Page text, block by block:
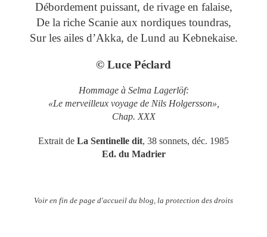
Débordement puissant, de rivage en falaise,
De la riche Scanie aux nordiques toundras,
Sur les ailes d’Akka, de Lund au Kebnekaise.
© Luce Péclard
Hommage à Selma Lagerlöf:
«Le merveilleux voyage de Nils Holgersson»,
Chap. XXX
Extrait de La Sentinelle dit, 38 sonnets, déc. 1985
Ed. du Madrier
Voir en fin de page d'accueil du blog, la protection des droits